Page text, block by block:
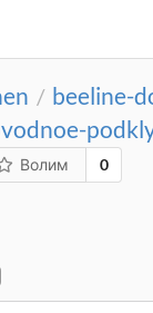
/ beeline-
Волим 0